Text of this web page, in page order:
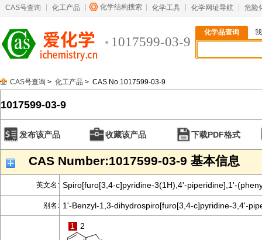
CAS号查询 化工产品 化学结构搜索 化学工具 化学网址导航 危险
1017599-03-9
化学品查询
CAS号查询 > 化工产品 > CAS No.1017599-03-9
1017599-03-9
发布该产品 收藏该产品 下载PDF格式
CAS Number:1017599-03-9 基本信息
英文名: Spiro[furo[3,4-c]pyridine-3(1H),4'-piperidine],1'-
别名: 1'-Benzyl-1,3-dihydrospiro[furo[3,4-c]pyridine-3,4'-
1 2